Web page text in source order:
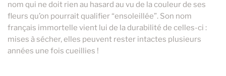
nom qui ne doit rien au hasard au vu de la couleur de ses
fleurs qu’on pourrait qualifier “ensoleillée”. Son nom
français immortelle vient lui de la durabilité de celles-ci :
mises à sécher, elles peuvent rester intactes plusieurs
années une fois cueillies !